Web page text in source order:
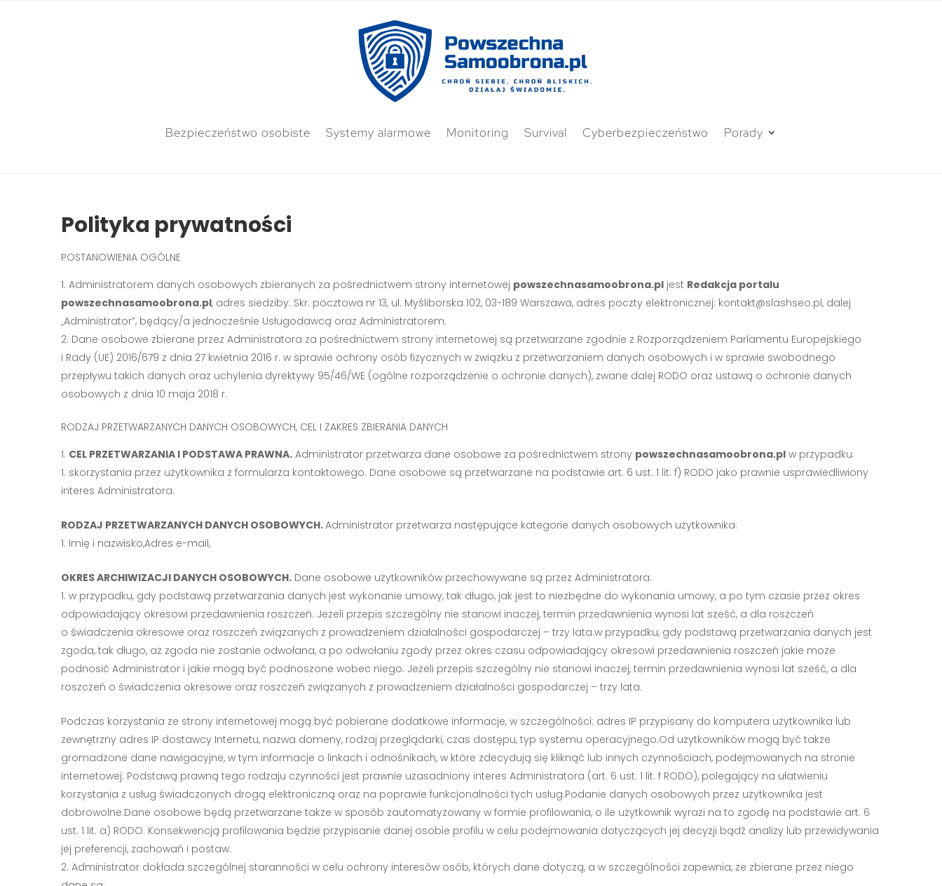
Bezpieczeństwo osobiste Systemy alarmowe Monitoring Survival Cyberbezpieczeństwo Porady
Polityka prywatności
POSTANOWIENIA OGÓLNE
Administratorem danych osobowych zbieranych za pośrednictwem strony internetowej powszechnasamoobrona.pl jest Redakcja portalu
powszechnasamoobrona.pl, adres siedziby: Skr. pocztowa nr 13, ul. Myśliborska 102, 03-189 Warszawa, adres poczty elektronicznej: kontakt@slashseo.pl, dalej
„Administrator”, będący/a jednocześnie Usługodawcą oraz Administratorem.
Dane osobowe zbierane przez Administratora za pośrednictwem strony internetowej są przetwarzane zgodnie z Rozporządzeniem Parlamentu Europejskiego
i Rady (UE) 2016/679 z dnia 27 kwietnia 2016 r. w sprawie ochrony osób fizycznych w związku z przetwarzaniem danych osobowych i w sprawie swobodnego
przepływu takich danych oraz uchylenia dyrektywy 95/46/WE (ogólne rozporządzenie o ochronie danych), zwane dalej RODO oraz ustawą o ochronie danych
osobowych z dnia 10 maja 2018 r.
RODZAJ PRZETWARZANYCH DANYCH OSOBOWYCH, CEL I ZAKRES ZBIERANIA DANYCH
CEL PRZETWARZANIA I PODSTAWA PRAWNA. Administrator przetwarza dane osobowe za pośrednictwem strony powszechnasamoobrona.pl w przypadku:
skorzystania przez użytkownika z formularza kontaktowego. Dane osobowe są przetwarzane na podstawie art. 6 ust. 1 lit. f) RODO jako prawnie usprawiedliwiony
interes Administratora.
RODZAJ PRZETWARZANYCH DANYCH OSOBOWYCH.Administrator przetwarza następujące kategorie danych osobowych użytkownika:
Imię i nazwisko,Adres e-mail,
OKRES ARCHIWIZACJI DANYCH OSOBOWYCH. Dane osobowe użytkowników przechowywane są przez Administratora:
w przypadku, gdy podstawą przetwarzania danych jest wykonanie umowy, tak długo, jak jest to niezbędne do wykonania umowy, a po tym czasie przez okres
odpowiadający okresowi przedawnienia roszczeń. Jeżeli przepis szczególny nie stanowi inaczej, termin przedawnienia wynosi lat sześć, a dla roszczeń
o świadczenia okresowe oraz roszczeń związanych z prowadzeniem działalności gospodarczej – trzy lata.w przypadku, gdy podstawą przetwarzania danych jest
zgoda, tak długo, aż zgoda nie zostanie odwołana, a po odwołaniu zgody przez okres czasu odpowiadający okresowi przedawnienia roszczeń jakie może
podnosić Administrator i jakie mogą być podnoszone wobec niego. Jeżeli przepis szczególny nie stanowi inaczej, termin przedawnienia wynosi lat sześć, a dla
roszczeń o świadczenia okresowe oraz roszczeń związanych z prowadzeniem działalności gospodarczej – trzy lata.
Podczas korzystania ze strony internetowej mogą być pobierane dodatkowe informacje, w szczególności: adres IP przypisany do komputera użytkownika lub
zewnętrzny adres IP dostawcy Internetu, nazwa domeny, rodzaj przeglądarki, czas dostępu, typ systemu operacyjnego.Od użytkowników mogą być także
gromadzone dane nawigacyjne, w tym informacje o linkach i odnośnikach, w które zdecydują się kliknąć lub innych czynnościach, podejmowanych na stronie
internetowej. Podstawą prawną tego rodzaju czynności jest prawnie uzasadniony interes Administratora (art. 6 ust. 1 lit. f RODO), polegający na ułatwieniu
korzystania z usług świadczonych drogą elektroniczną oraz na poprawie funkcjonalności tych usług.Podanie danych osobowych przez użytkownika jest
dobrowolne.Dane osobowe będą przetwarzane także w sposób zautomatyzowany w formie profilowania, o ile użytkownik wyrazi na to zgodę na podstawie art. 6
ust. 1 lit. a) RODO. Konsekwencją profilowania będzie przypisanie danej osobie profilu w celu podejmowania dotyczących jej decyzji bądź analizy lub przewidywania
jej preferencji, zachowań i postaw.
Administrator dokłada szczególnej staranności w celu ochrony interesów osób, których dane dotyczą, a w szczególności zapewnia, że zbierane przez niego